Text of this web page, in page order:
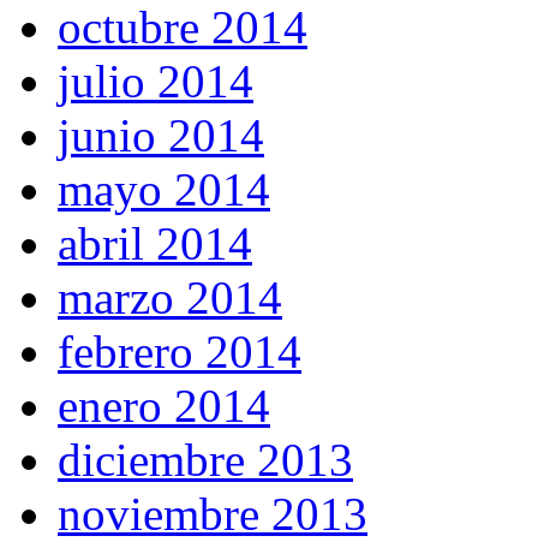
octubre 2014
julio 2014
junio 2014
mayo 2014
abril 2014
marzo 2014
febrero 2014
enero 2014
diciembre 2013
noviembre 2013